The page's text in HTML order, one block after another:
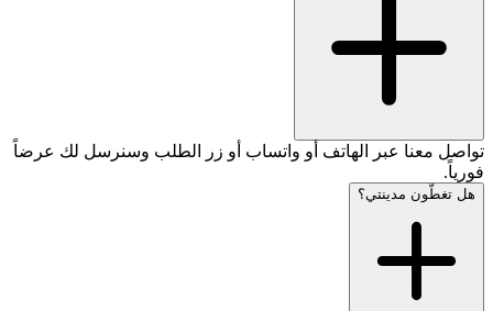
تواصل معنا عبر الهاتف أو واتساب أو زر الطلب وسنرسل لك عرضاً
فورياً.
هل تغطّون مدينتي؟